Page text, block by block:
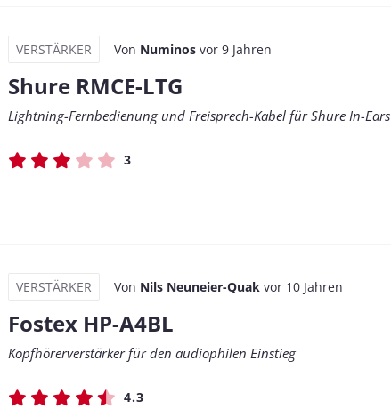
VERSTÄRKER Von Numinos vor 9 Jahren
Shure RMCE-LTG
Lightning-Fernbedienung und Freisprech-Kabel für Shure In-Ears
3
VERSTÄRKER Von Nils Neuneier-Quak vor 10 Jahren
Fostex HP-A4BL
Kopfhörerverstärker für den audiophilen Einstieg
4.3